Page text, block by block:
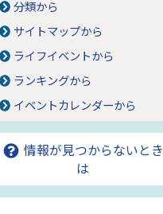
分類から
サイトマップから
ライフイベントから
ランキングから
イベントカレンダーから
情報が見つからないとき
は